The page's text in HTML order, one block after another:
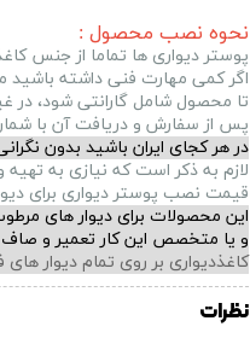
نحوه نصب محصول :
پوستر دیواری ها تماما از جنس
اگر کمی مهارت فنی داشته باشید
تا محصول شامل گارانتی شود، در
پس از سفارش و دریافت آن با شماره 09057030181 تمای برقرار کنید و آلفاوالز برای شما نصاب از شهر خودتون برای نصب محصول میفرستد و
در هر کجای ایران باشید بدون
لازم به ذکر است که نیازی به
قیمت نصب پوستر دیواری برای دیوار ها
این محصولات برای دیوار های
و یا متخصص این کار تعمیر و
کاغذدیواری بر روی تمام دیوار
نظرات